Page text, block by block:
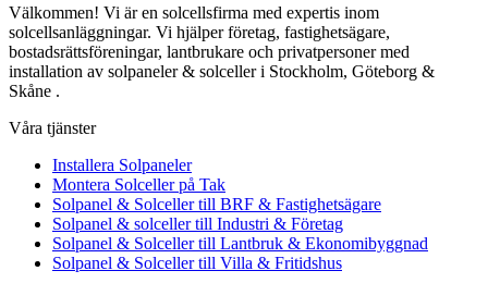
Välkommen! Vi är en solcellsfirma med expertis inom
solcellsanläggningar. Vi hjälper företag, fastighetsägare,
bostadsrättsföreningar, lantbrukare och privatpersoner med
installation av solpaneler & solceller i Stockholm, Göteborg &
Skåne .
Våra tjänster
Installera Solpaneler
Montera Solceller på Tak
Solpanel & Solceller till BRF & Fastighetsägare
Solpanel & solceller till Industri & Företag
Solpanel & Solceller till Lantbruk & Ekonomibyggnad
Solpanel & Solceller till Villa & Fritidshus